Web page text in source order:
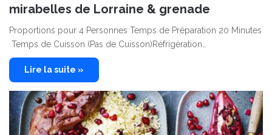
mirabelles de Lorraine & grenade
Proportions pour 4 Personnes Temps de Préparation 20 Minutes
Temps de Cuisson (Pas de Cuisson)Réfrigération…
Lire la suite »